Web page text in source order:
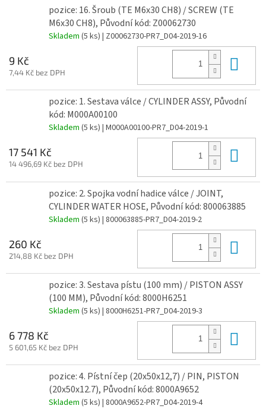
pozice: 16. Šroub (TE M6x30 CH8) / SCREW (TE
M6x30 CH8), Původní kód: Z00062730
Skladem (5 ks) | Z00062730-PR7_D04-2019-16
9 Kč
7,44 Kč bez DPH
pozice: 1. Sestava válce / CYLINDER ASSY, Původní
kód: M000A00100
Skladem (5 ks) | M000A00100-PR7_D04-2019-1
17 541 Kč
14 496,69 Kč bez DPH
pozice: 2. Spojka vodní hadice válce / JOINT,
CYLINDER WATER HOSE, Původní kód: 800063885
Skladem (5 ks) | 800063885-PR7_D04-2019-2
260 Kč
214,88 Kč bez DPH
pozice: 3. Sestava pístu (100 mm) / PISTON ASSY
(100 MM), Původní kód: 8000H6251
Skladem (5 ks) | 8000H6251-PR7_D04-2019-3
6 778 Kč
5 601,65 Kč bez DPH
pozice: 4. Pístní čep (20x50x12,7) / PIN, PISTON
(20x50x12.7), Původní kód: 8000A9652
Skladem (5 ks) | 8000A9652-PR7_D04-2019-4